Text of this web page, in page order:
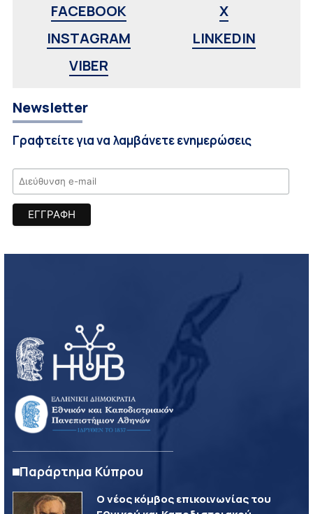
FACEBOOK
X
INSTAGRAM
LINKEDIN
VIBER
Newsletter
Γραφτείτε για να λαμβάνετε ενημερώσεις
Παράρτημα Κύπρου
Ο νέος κόμβος επικοινωνίας του